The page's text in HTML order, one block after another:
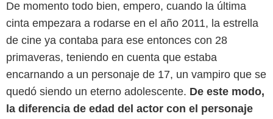
De momento todo bien, empero, cuando la última
cinta empezara a rodarse en el año 2011, la estrella
de cine ya contaba para ese entonces con 28
primaveras, teniendo en cuenta que estaba
encarnando a un personaje de 17, un vampiro que se
quedó siendo un eterno adolescente. De este modo,
la diferencia de edad del actor con el personaje